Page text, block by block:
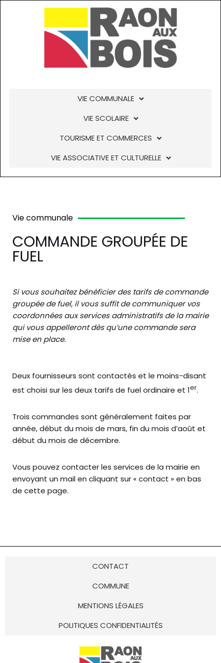
VIE COMMUNALE
VIE SCOLAIRE
TOURISME ET COMMERCES
VIE ASSOCIATIVE ET CULTURELLE
Vie communale
COMMANDE GROUPÉE DE
FUEL
Si vous souhaitez bénéficier des tarifs de commande
groupée de fuel, il vous suffit de communiquer vos
coordonnées aux services administratifs de la mairie
qui vous appelleront dès qu’une commande sera
mise en place.
Deux fournisseurs sont contactés et le moins-disant
est choisi sur les deux tarifs de fuel ordinaire et 1er.
Trois commandes sont généralement faites par
année, début du mois de mars, fin du mois d’août et
début du mois de décembre.
Vous pouvez contacter les services de la mairie en
envoyant un mail en cliquant sur « contact » en bas
de cette page.
CONTACT
COMMUNE
MENTIONS LÉGALES
POLITIQUES CONFIDENTIALITÉS